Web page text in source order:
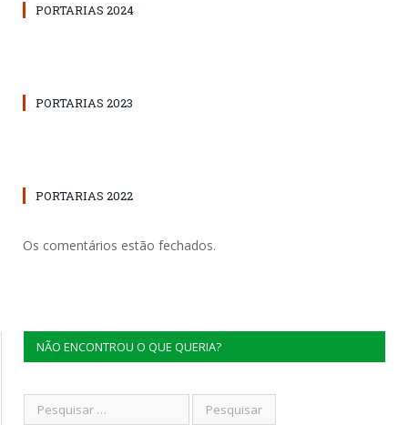
PORTARIAS 2024
PORTARIAS 2023
PORTARIAS 2022
Os comentários estão fechados.
NÃO ENCONTROU O QUE QUERIA?